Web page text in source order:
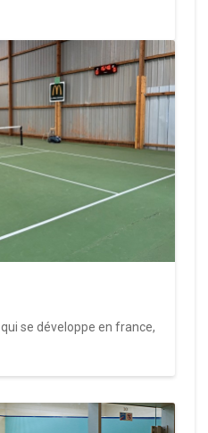
se développe en france,